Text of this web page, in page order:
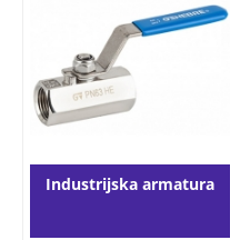
Industrijska armatura